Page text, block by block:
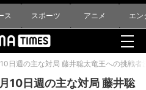
ス スポーツ アニメ エン
日週の主な対局 藤井聡太竜王への挑戦
10日週の主な対局 藤井聡